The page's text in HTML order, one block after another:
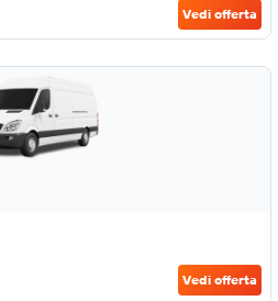
Vedi offerta
Vedi offerta